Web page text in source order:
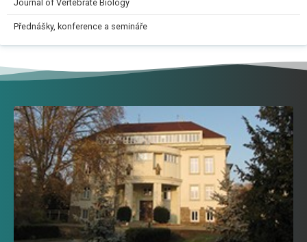
Journal of Vertebrate Biology
Přednášky, konference a semináře